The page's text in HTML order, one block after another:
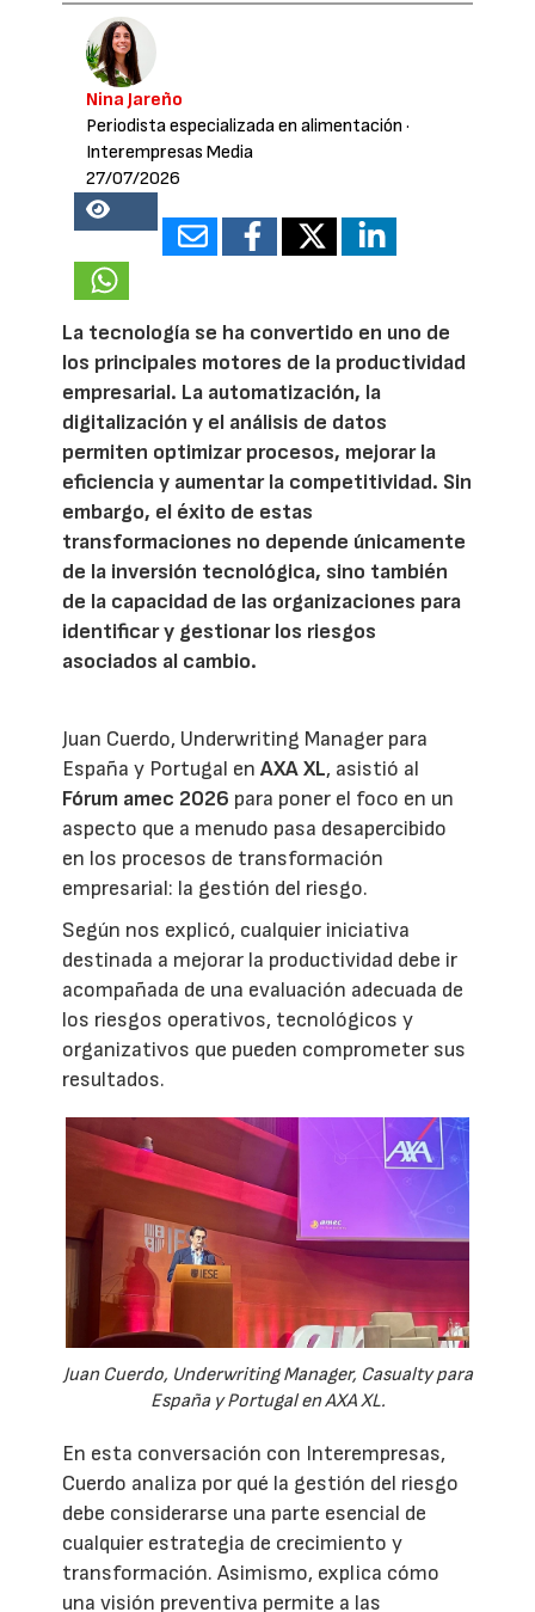
Nina Jareño
Periodista especializada en alimentación ·
Interempresas Media
27/07/2026
15998
La tecnología se ha convertido en uno de
los principales motores de la productividad
empresarial. La automatización, la
digitalización y el análisis de datos
permiten optimizar procesos, mejorar la
eficiencia y aumentar la competitividad. Sin
embargo, el éxito de estas
transformaciones no depende únicamente
de la inversión tecnológica, sino también
de la capacidad de las organizaciones para
identificar y gestionar los riesgos
asociados al cambio.
Juan Cuerdo, Underwriting Manager para
España y Portugal enAXA XL, asistió al
Fórum amec 2026 para poner el foco en un
aspecto que a menudo pasa desapercibido
en los procesos de transformación
empresarial: la gestión del riesgo.
Según nos explicó, cualquier iniciativa
destinada a mejorar la productividad debe ir
acompañada de una evaluación adecuada de
los riesgos operativos, tecnológicos y
organizativos que pueden comprometer sus
resultados.
Juan Cuerdo, Underwriting Manager, Casualty para
España y Portugal en AXA XL.
En esta conversación con Interempresas,
Cuerdo analiza por qué la gestión del riesgo
debe considerarse una parte esencial de
cualquier estrategia de crecimiento y
transformación. Asimismo, explica cómo
una visión preventiva permite a las